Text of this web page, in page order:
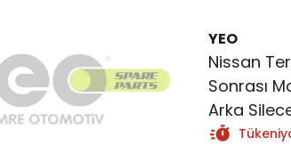
YEO
Nissan
Sonrası
Arka